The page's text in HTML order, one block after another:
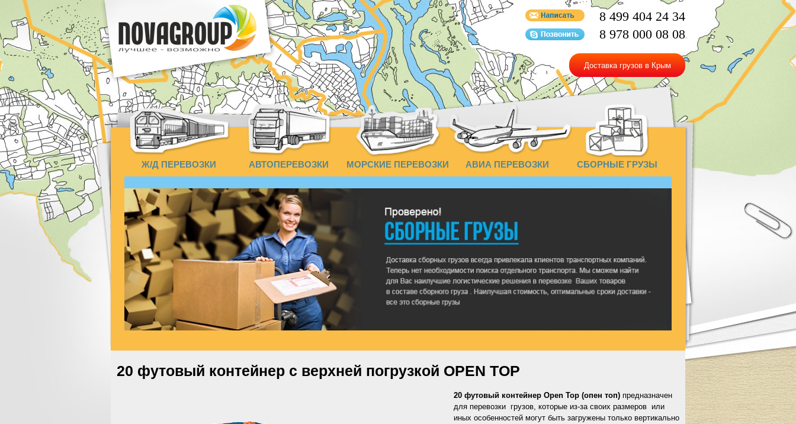
8 499 404 24 34
8 978 000 08 08
Доставка грузов в Крым
Ж/Д ПЕРЕВОЗКИ АВТОПЕРЕВОЗКИ МОРСКИЕ ПЕРЕВОЗКИ АВИА ПЕРЕВОЗКИ СБОРНЫЕ ГРУЗЫ
20 футовый контейнер с верхней погрузкой OPEN TOP
20 футовый контейнер Open Top (опен топ) предназначен
для перевозки грузов, которые из-за своих размеров или
иных особенностей могут быть загружены только вертикально